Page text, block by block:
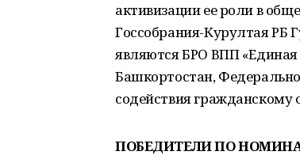
активизации ее роли в
Госсобрания-Курултая РБ
являются БРО ВПП «Единая
Башкортостан,
содействия
ПОБЕДИТЕЛИ ПО